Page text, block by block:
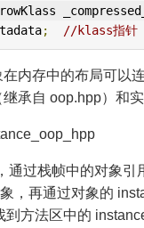
narrowKlass
; //klass指针
内存中的布局可以
承自 oop.hpp）和实
通过栈帧中的对象引
，再通过对象的
到方法区中的